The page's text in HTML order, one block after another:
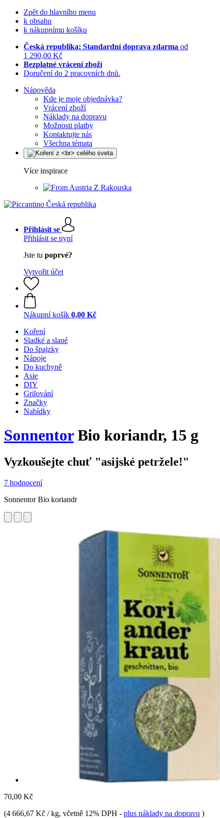
Zpět do hlavního menu
k obsahu
k nákupnímu košíku
Česká republika: Standardní doprava zdarma od
1 290,00 Kč
Bezplatné vrácení zboží
Doručení do 2 pracovních dnů.
Nápověda
Kde je moje objednávka?
Vrácení zboží
Náklady na dopravu
Možnosti platby
Kontaktujte nás
Všechna témata
Více inspirace
Z Rakouska
Přihlásit se
Přihlásit se nyní
Jste tu poprvé?
Vytvořit účet
Nákupní košík 0,00 Kč
Koření
Sladké a slané
Do špajzky
Nápoje
Do kuchyně
Asie
DIY
Grilování
Značky
Nabídky
SonnentorBio koriandr, 15 g
Vyzkoušejte chuť "asijské petržele!"
7 hodnocení
Sonnentor Bio koriandr
70,00 Kč
(4 666,67 Kč / kg, včetně 12% DPH - plus náklady na dopravu )